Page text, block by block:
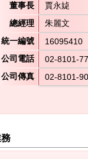
董事長
賈永媫
總經理
朱麗文
統一編號
16095410
公司電話
02-8101-
公司傳真
02-8101-